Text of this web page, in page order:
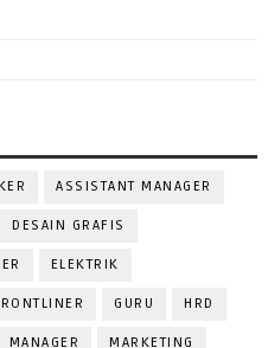
ASSISTANT MANAGER
DESAIN GRAFIS
ELEKTRIK
GURU HRD
MANAGER MARKETING